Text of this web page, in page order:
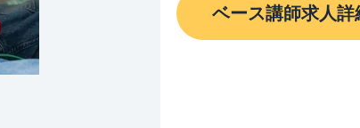
ベース講師求人詳